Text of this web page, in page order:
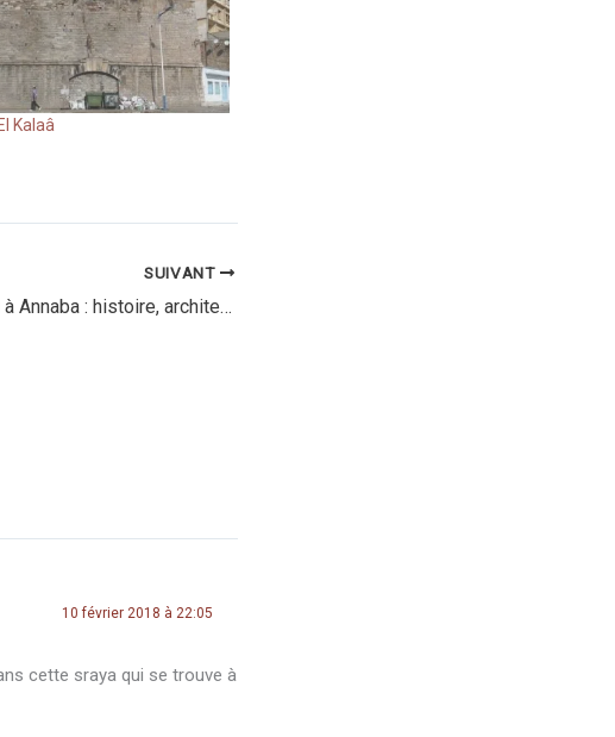
Kalaâ
SUIVANT
Dar Snani à Annaba : histoire, architecture et patrimoine
10 février 2018 à 22:05
cette sraya qui se trouve à